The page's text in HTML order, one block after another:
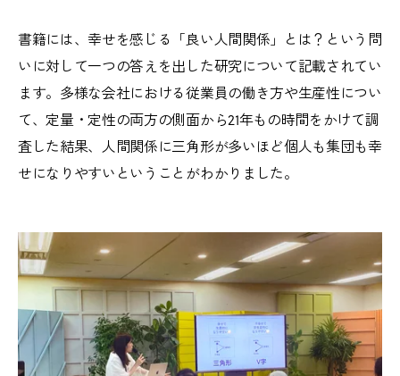
書籍には、幸せを感じる「良い人間関係」とは？という問
いに対して一つの答えを出した研究について記載されてい
ます。多様な会社における従業員の働き方や生産性につい
て、定量・定性の両方の側面から21年もの時間をかけて調
査した結果、人間関係に三角形が多いほど個人も集団も幸
せになりやすいということがわかりました。